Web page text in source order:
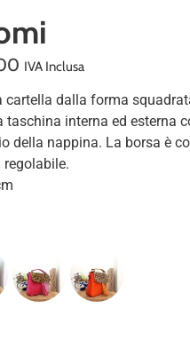
IVA Inclusa
cartella dalla forma
taschina interna ed esterna
della nappina. La borsa è